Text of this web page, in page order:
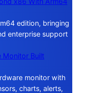
edition, bringing
enterprise support
Monitor Built
monitor with
charts, alerts,